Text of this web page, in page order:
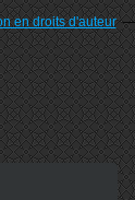
en droits d'auteur